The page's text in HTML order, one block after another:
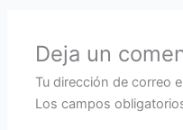
Deja un
Tu dirección de correo
Los campos